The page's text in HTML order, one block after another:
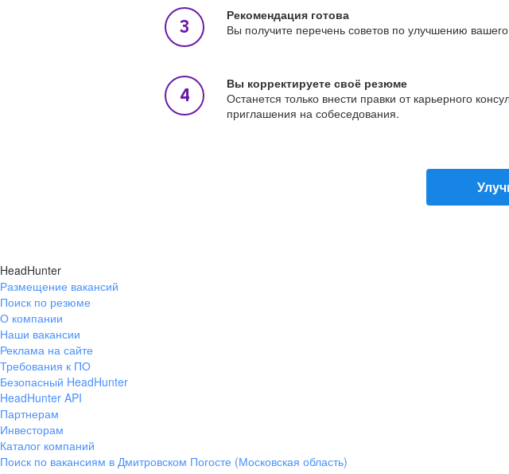
Рекомендация готова
Вы получите перечень советов по улучшению
Вы корректируете своё резюме
Останется только внести правки от карьерного
приглашения на собеседования.
HeadHunter
Размещение вакансий
Поиск по резюме
О компании
Наши вакансии
Реклама на сайте
Требования к ПО
Безопасный HeadHunter
HeadHunter API
Партнерам
Инвесторам
Каталог компаний
Поиск по вакансиям в Дмитровском Погосте (Московская область)